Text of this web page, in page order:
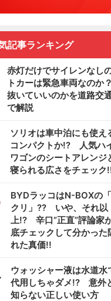
記事ランキング
赤灯だけでサイレンなし
トカーは緊急車両なのか？
抜いていいのかを道路交
で解説
ソリオは車中泊にも使え
コンパクトか!? 人気ハ
ワゴンのシートアレンジ
寝られる広さをチェック
BYDラッコはN-BOXの
クリ」?? いや、それ以
上!? 辛口”正直”評論家
底チェックして分かった
れた真価!!
ウォッシャー液は水道水
代用しちゃダメ!? 意外
知らない正しい使い方